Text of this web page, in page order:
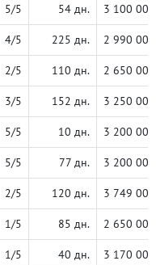
5/5 54 дн. 3 100 000
4/5 225 дн. 2 990 000
2/5 110 дн. 2 650 000
3/5 152 дн. 3 250 000
5/5 10 дн. 3 200 000
5/5 77 дн. 3 200 000
2/5 120 дн. 3 749 000
1/5 85 дн. 2 650 000
1/5 40 дн. 3 170 000